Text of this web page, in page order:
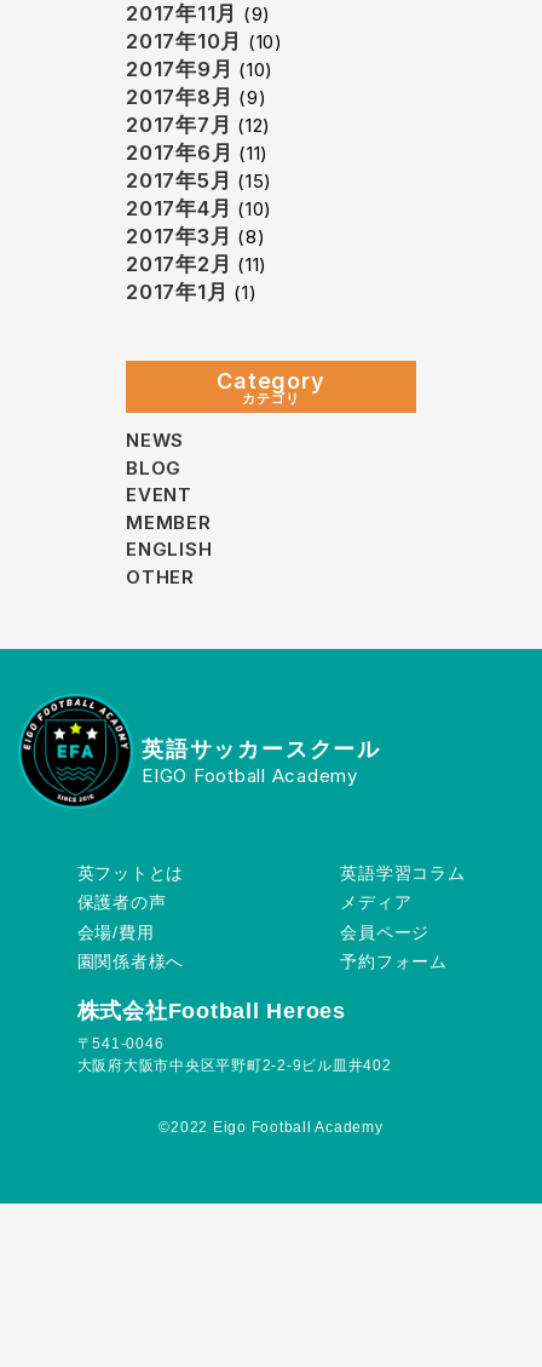
2017年11月 (9)
2017年10月 (10)
2017年9月 (10)
2017年8月 (9)
2017年7月 (12)
2017年6月 (11)
2017年5月 (15)
2017年4月 (10)
2017年3月 (8)
2017年2月 (11)
2017年1月 (1)
Category
カテゴリ
NEWS
BLOG
EVENT
MEMBER
ENGLISH
OTHER
英語サッカースクール
EIGO Football Academy
英フットとは
保護者の声
会場/費用
園関係者様へ
英語学習コラム
メディア
会員ページ
予約フォーム
株式会社Football Heroes
〒541-0046
大阪府大阪市中央区平野町2-2-9ビル皿井402
©︎2022 Eigo Football Academy